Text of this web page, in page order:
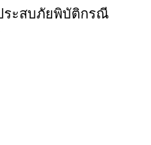
ระสบภัยพิบัติกรณี